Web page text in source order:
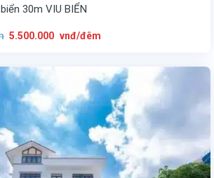
30m VIU BIỂN
gốc
vnđ/
đêm.
5.500.000 vnđ/đêmhiện
vnđ/
đêm.